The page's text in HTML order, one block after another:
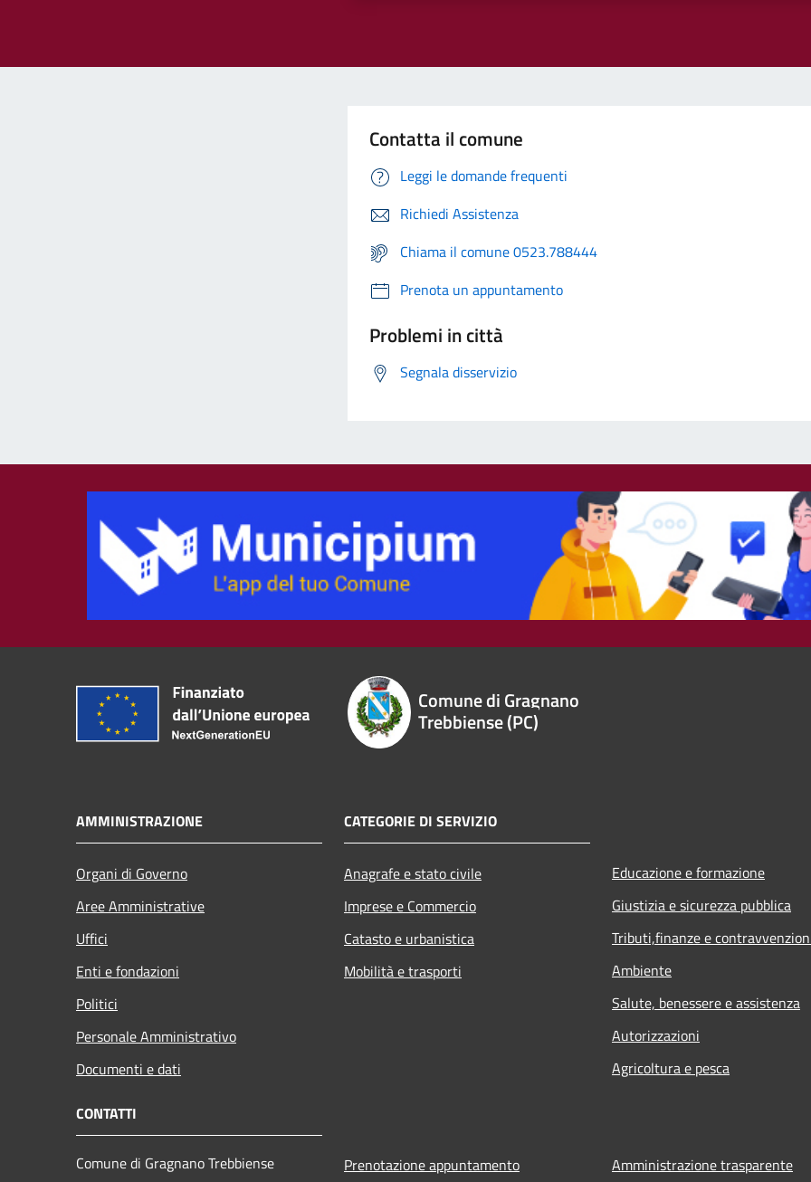
Contatta il comune
Leggi le domande frequenti
Richiedi Assistenza
Chiama il comune 0523.788444
Prenota un appuntamento
Problemi in città
Segnala disservizio
Comune di Gragnano
Trebbiense (PC)
AMMINISTRAZIONE
Organi di Governo
Aree Amministrative
Uffici
Enti e fondazioni
Politici
Personale Amministrativo
Documenti e dati
CATEGORIE DI SERVIZIO
Anagrafe e stato civile
Imprese e Commercio
Catasto e urbanistica
Mobilità e trasporti
Educazione e formazione
Giustizia e sicurezza pubblica
Tributi,finanze e
Ambiente
Salute, benessere e assistenza
Autorizzazioni
Agricoltura e pesca
CONTATTI
Comune di Gragnano Trebbiense
Prenotazione appuntamento Amministrazione trasparente